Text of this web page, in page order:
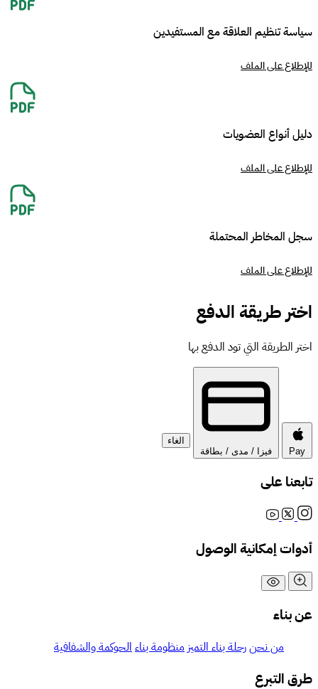
سياسة تنظيم العلاقة مع المستفيدين
للإطلاع على الملف
دليل أنواع العضويات
للإطلاع على الملف
سجل المخاطر المحتملة
للإطلاع على الملف
اختر طريقة الدفع
اختر الطريقة التي تود الدفع بها
Pay فيزا / مدى / بطاقة
الغاء
تابعنا على
أدوات إمكانية الوصول
عن بناء
من نحنرحلة بناء التميز منظومة بناء الحوكمة والشفافية
طرق التبرع